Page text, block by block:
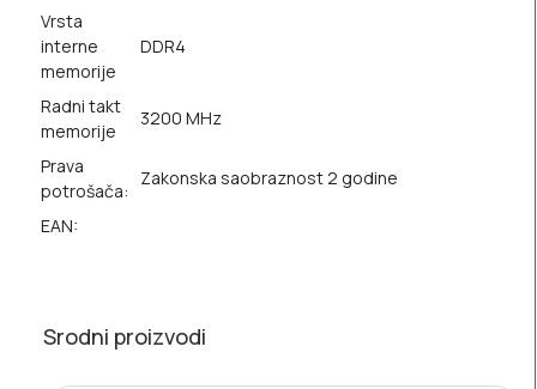
Vrsta
interne
memorije
DDR4
Radni takt
memorije
3200 MHz
Prava
potrošača:
Zakonska saobraznost 2 godine
EAN:
Srodni proizvodi